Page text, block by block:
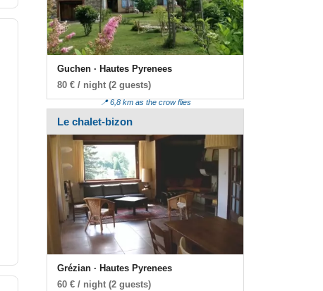
Guchen · Hautes Pyrenees
80 € / night (2 guests)
📍 6,8 km as the crow flies
Le chalet-bizon
Grézian · Hautes Pyrenees
60 € / night (2 guests)